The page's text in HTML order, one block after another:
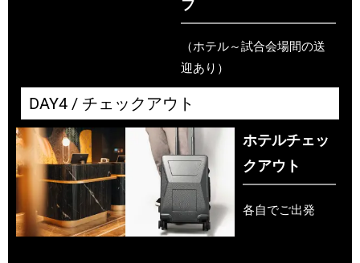
フ
（ホテル～試合会場間の送
迎あり）
DAY4 / チェックアウト
ホテルチェッ
クアウト
各自でご出発